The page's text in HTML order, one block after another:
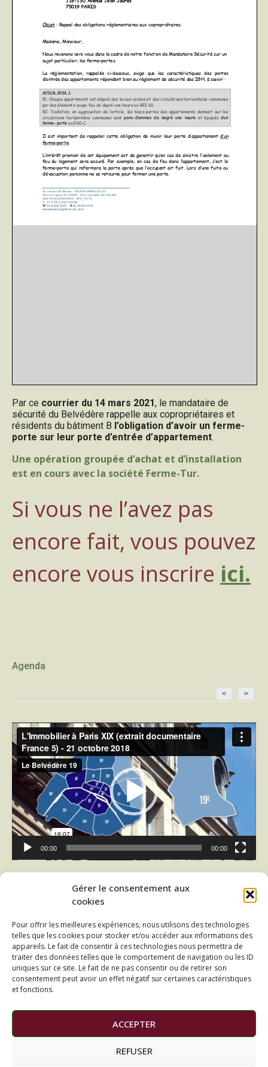
Gérer le consentement aux
cookies
Pour offrir les meilleures expériences, nous utilisons des technologies
telles que les cookies pour stocker et/ou accéder aux informations des
appareils. Le fait de consentir à ces technologies nous permettra de
traiter des données telles que le comportement de navigation ou les ID
uniques sur ce site. Le fait de ne pas consentir ou de retirer son
consentement peut avoir un effet négatif sur certaines caractéristiques
et fonctions.
ACCEPTER
REFUSER
Par ce courrier du 14 mars 2021, le mandataire de
sécurité du Belvédère rappelle aux copropriétaires et
résidents du bâtiment B l’obligation d’avoir un ferme-
porte sur leur porte d’entrée d’appartement.
Une opération groupée d’achat et d’installation
est en cours avec la société Ferme-Tur.
Si vous ne l’avez pas
encore fait, vous pouvez
encore vous inscrire ici.
Agenda
< >
Lecteur
vidéo
00:00 00:00